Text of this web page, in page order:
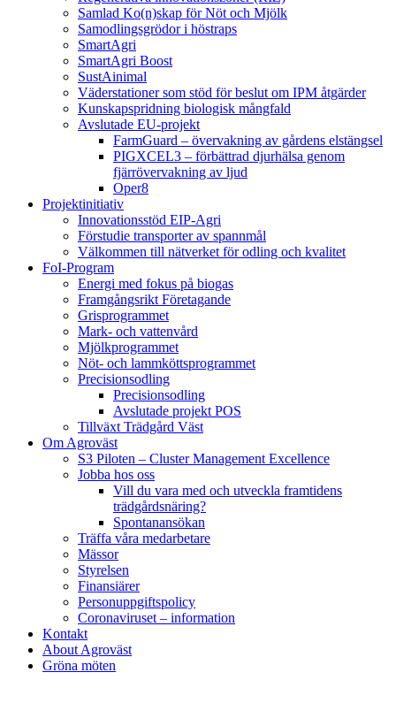
Samlad Ko(n)skap för Nöt och Mjölk
Samodlingsgrödor i höstraps
SmartAgri
SmartAgri Boost
SustAinimal
Väderstationer som stöd för beslut om IPM åtgärder
Kunskapspridning biologisk mångfald
Avslutade EU-projekt
FarmGuard – övervakning av gårdens elstängsel
PIGXCEL3 – förbättrad djurhälsa genom
fjärrövervakning av ljud
Oper8
Projektinitiativ
Innovationsstöd EIP-Agri
Förstudie transporter av spannmål
Välkommen till nätverket för odling och kvalitet
FoI-Program
Energi med fokus på biogas
Framgångsrikt Företagande
Grisprogrammet
Mark- och vattenvård
Mjölkprogrammet
Nöt- och lammköttsprogrammet
Precisionsodling
Precisionsodling
Avslutade projekt POS
Tillväxt Trädgård Väst
Om Agroväst
S3 Piloten – Cluster Management Excellence
Jobba hos oss
Vill du vara med och utveckla framtidens
trädgårdsnäring?
Spontanansökan
Träffa våra medarbetare
Mässor
Styrelsen
Finansiärer
Personuppgiftspolicy
Coronaviruset – information
Kontakt
About Agroväst
Gröna möten